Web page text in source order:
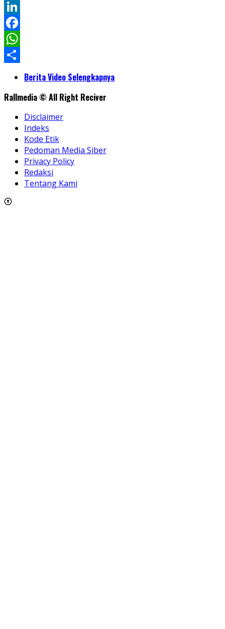
Twitter
LinkedIn
Facebook
WhatsApp
ShareBerita Video Selengkapnya
Rallmedia © All Right Reciver
Disclaimer
Indeks
Kode Etik
Pedoman Media Siber
Privacy Policy
Redaksi
Tentang Kami